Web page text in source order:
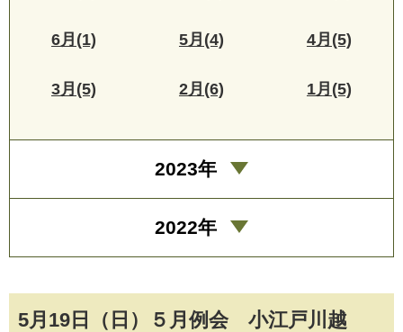
5月19日（日）５月例会 小江戸川越
6月(1) 5月(4) 4月(5)
3月(5) 2月(6) 1月(5)
2023年
2022年